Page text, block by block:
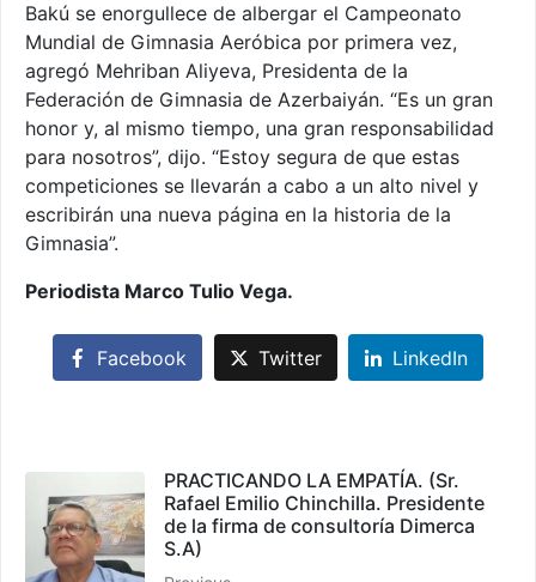
Bakú se enorgullece de albergar el Campeonato
Mundial de Gimnasia Aeróbica por primera vez,
agregó Mehriban Aliyeva, Presidenta de la
Federación de Gimnasia de Azerbaiyán. “Es un gran
honor y, al mismo tiempo, una gran responsabilidad
para nosotros”, dijo. “Estoy segura de que estas
competiciones se llevarán a cabo a un alto nivel y
escribirán una nueva página en la historia de la
Gimnasia”.
Periodista Marco Tulio Vega.
Facebook Twitter LinkedIn
PRACTICANDO LA EMPATÍA. (Sr.
Rafael Emilio Chinchilla. Presidente
de la firma de consultoría Dimerca
S.A)